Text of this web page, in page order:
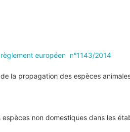
règlement européen n°1143/2014
la propagation des espèces
non domestiques dans les